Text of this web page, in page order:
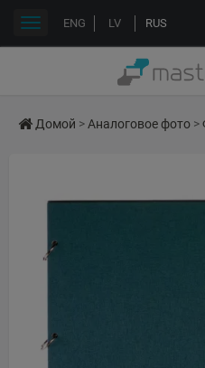
ENG LV RUS
Переключить
Домой >Аналоговое фото >